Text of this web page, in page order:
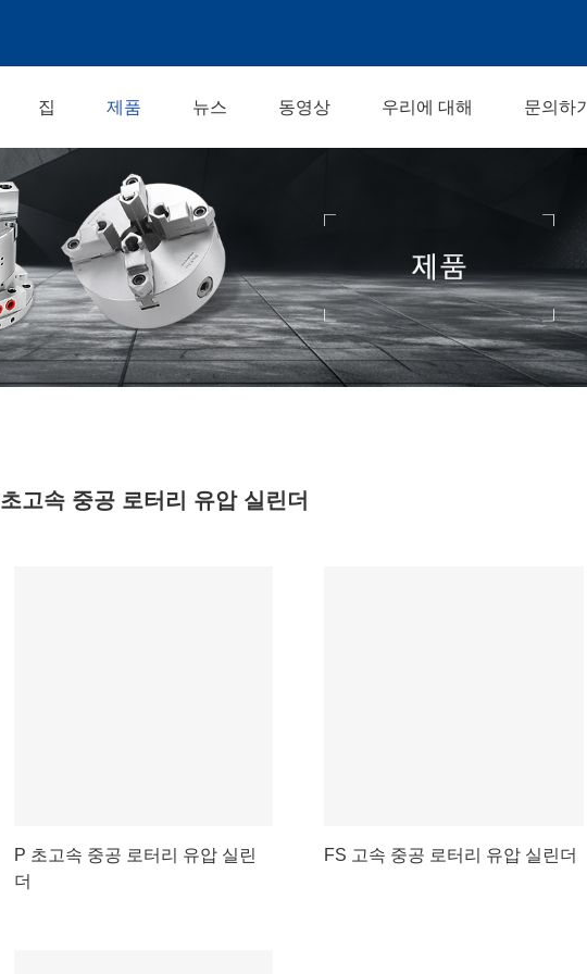
집 제품 뉴스 동영상 우리에 대해 문의하기
초고속 중공 로터리 유압 실린더
P 초고속 중공 로터리 유압 실린
더
FS 고속 중공 로터리 유압 실린더